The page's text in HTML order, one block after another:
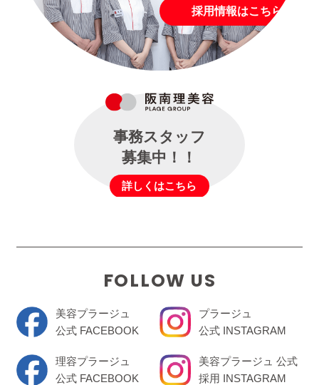
採用情報はこちら
事務スタッフ
募集中！！
詳しくはこちら
FOLLOW US
美容プラージュ
公式 FACEBOOK
理容プラージュ
公式 FACEBOOK
プラージュ
公式 INSTAGRAM
美容プラージュ 公式
採用 INSTAGRAM